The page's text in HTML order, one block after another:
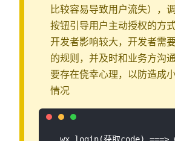
比较容易导致用户流失），
按钮引导用户主动授权的方
开发者影响较大，开发者需
的规则，并及时和业务方沟
要存在侥幸心理，以防造成
情况